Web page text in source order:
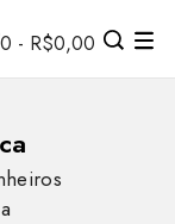
0 - R$0,00